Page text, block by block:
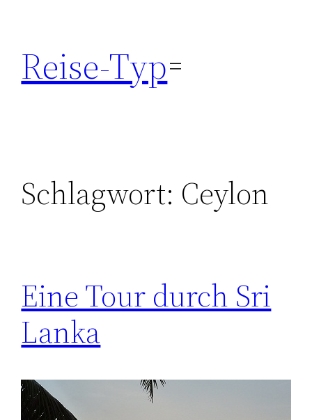
springen
Reise-Typ
Schlagwort: Ceylon
Eine Tour durch Sri
Lanka